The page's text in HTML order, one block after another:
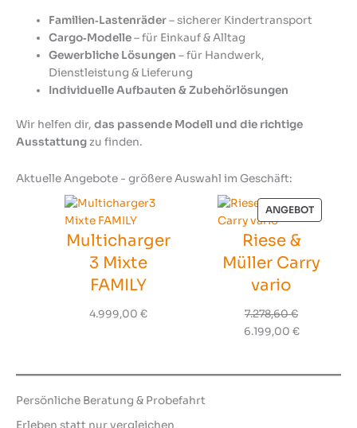
Familien‑Lastenräder– sicherer Kindertransport
Cargo‑Modelle– für Einkauf & Alltag
Gewerbliche Lösungen – für Handwerk,
Dienstleistung & Lieferung
Individuelle Aufbauten & Zubehörlösungen
Wir helfen dir, das passende Modell und die richtige
Ausstattungzu finden.
Aktuelle Angebote - größere Auswahl im Geschäft:
Multicharger
3 Mixte
FAMILY
4.999,00 €
ANGEBOT
Riese &
Müller Carry
vario
7.278,60€
Ursprünglicher
6.199,00 €Aktueller
Persönliche Beratung & Probefahrt